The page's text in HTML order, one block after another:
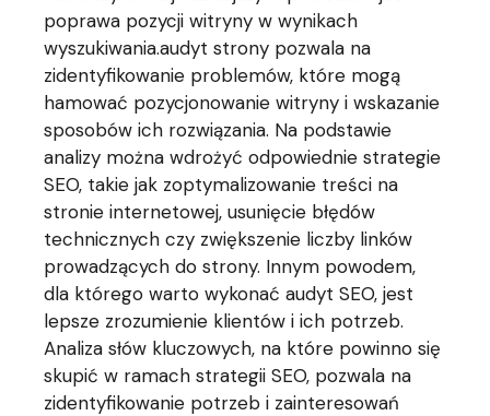
poprawa pozycji witryny w wynikach
wyszukiwania.audyt strony pozwala na
zidentyfikowanie problemów, które mogą
hamować pozycjonowanie witryny i wskazanie
sposobów ich rozwiązania. Na podstawie
analizy można wdrożyć odpowiednie strategie
SEO, takie jak zoptymalizowanie treści na
stronie internetowej, usunięcie błędów
technicznych czy zwiększenie liczby linków
prowadzących do strony. Innym powodem,
dla którego warto wykonać audyt SEO, jest
lepsze zrozumienie klientów i ich potrzeb.
Analiza słów kluczowych, na które powinno się
skupić w ramach strategii SEO, pozwala na
zidentyfikowanie potrzeb i zainteresowań